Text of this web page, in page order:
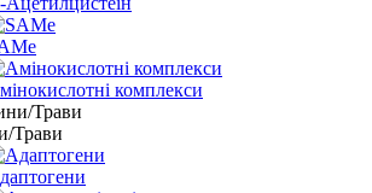
комплекси
Трави